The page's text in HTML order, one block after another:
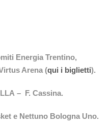
Energia Trentino,
Arena (qui i biglietti).
– F. Cassina.
e Nettuno Bologna Uno.